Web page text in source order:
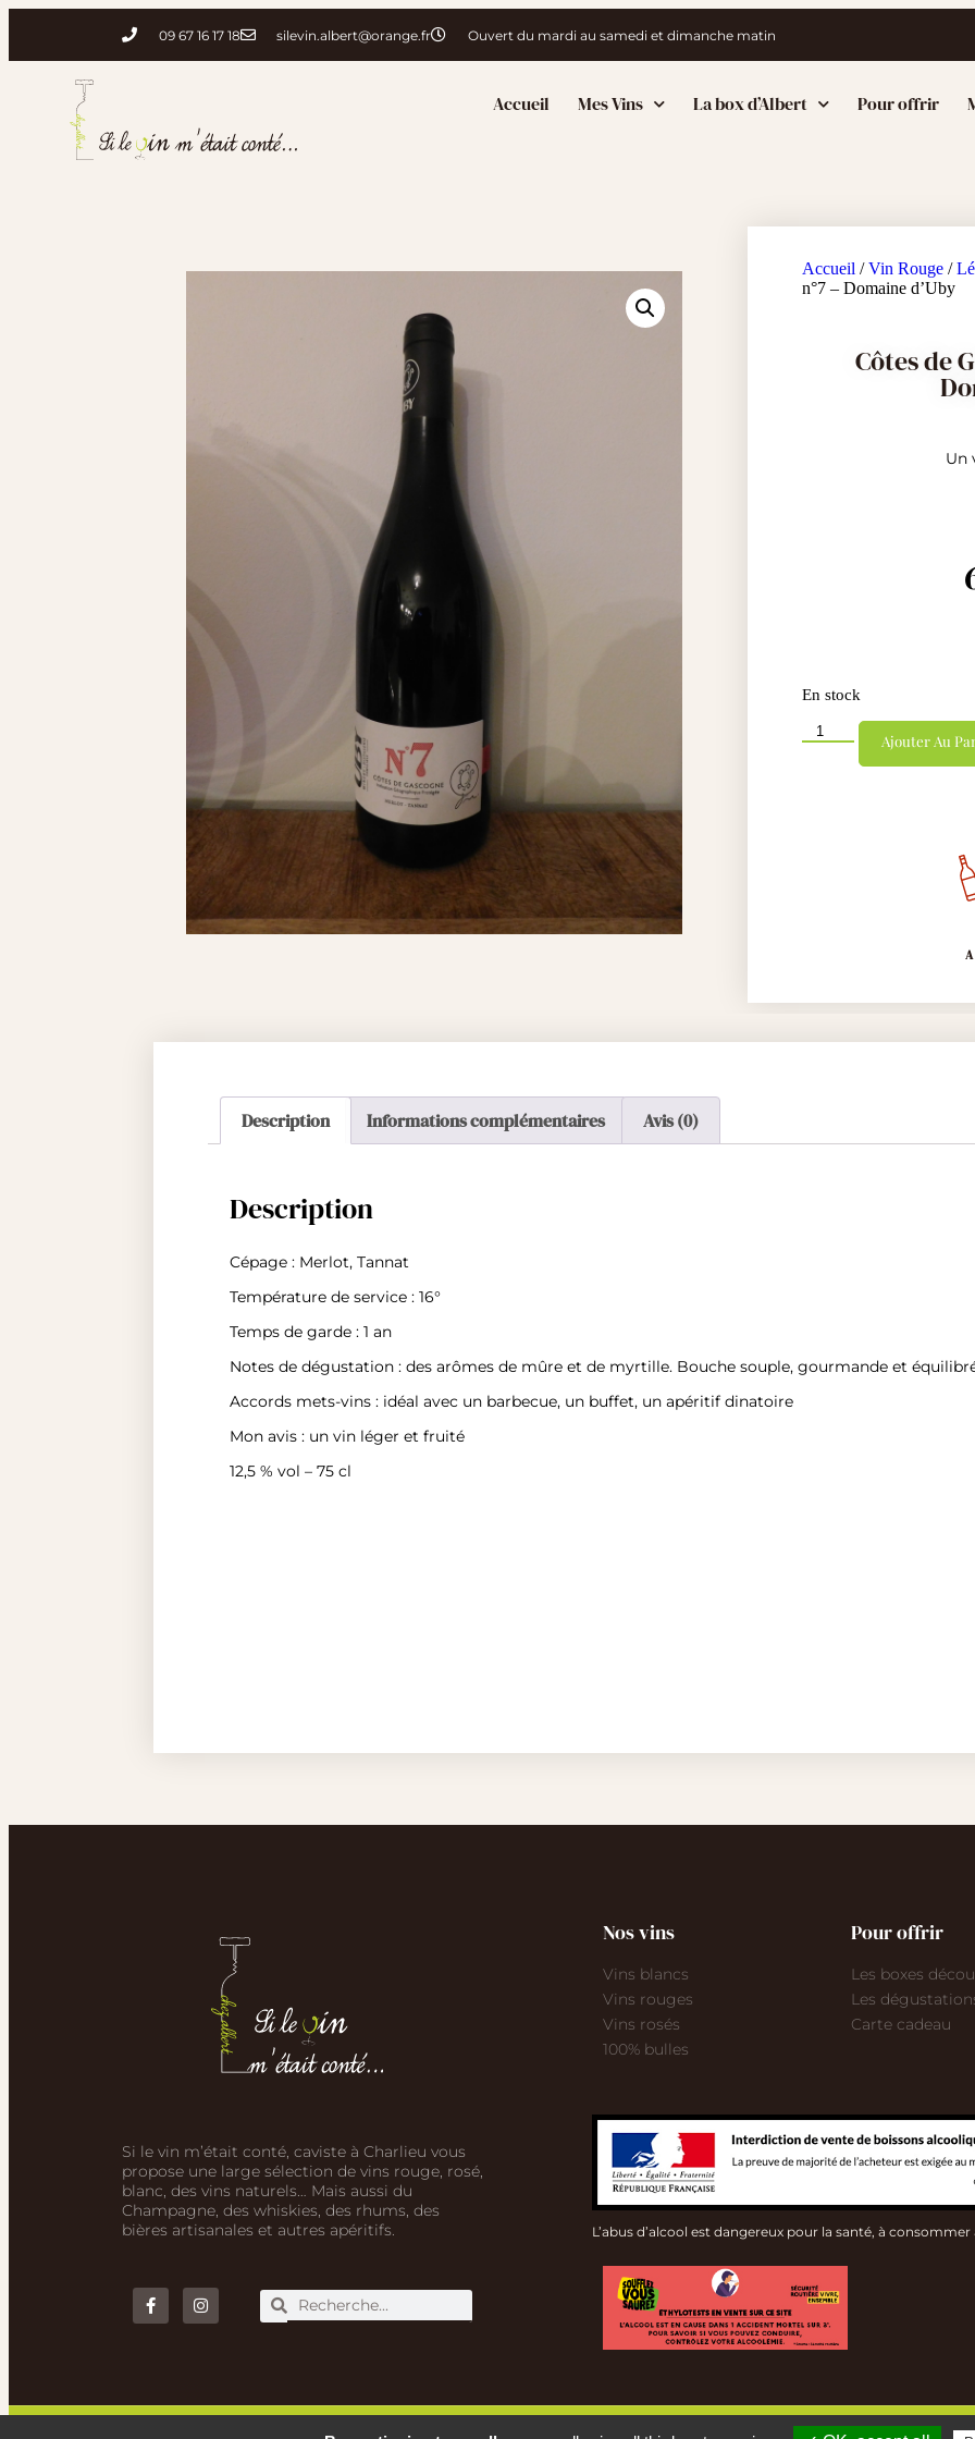
09 67 16 17 18 silevin.albert@orange.fr Ouvert du mardi au samedi et dimanche matin
Accueil Mes Vins La box d’Albert Pour offrir
Accueil /Vin Rouge /
n°7 – Domaine d’Uby
Côtes de
Un
En stock
Ajouter Au
Description Informations complémentaires Avis (0)
Description
Cépage : Merlot, Tannat
Température de service : 16°
Temps de garde : 1 an
Notes de dégustation : des arômes de mûre et de myrtille. Bouche souple, gourmande et
Accords mets-vins : idéal avec un barbecue, un buffet, un apéritif dinatoire
Mon avis : un vin léger et fruité
12,5 % vol – 75 cl
Si le vin m’était conté, caviste à Charlieu vous
propose une large sélection de vins rouge, rosé,
blanc, des vins naturels… Mais aussi du
Champagne, des whiskies, des rhums, des
bières artisanales et autres apéritifs.
Nos vins
Vins blancs
Vins rouges
Vins rosés
100% bulles
Pour offrir
Les boxes
Les
Carte cadeau
L’abus d’alcool est dangereux pour la santé, à